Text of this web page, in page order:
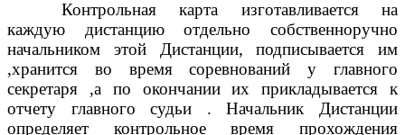
Контрольная карта изготавливается на
каждую дистанцию отдельно собственноручно
начальником этой Дистанции, подписывается им
,хранится во время соревнований у главного
секретаря ,а по окончании их прикладывается к
отчету главного судьи . Начальник Дистанции
определяет контрольное время прохождения